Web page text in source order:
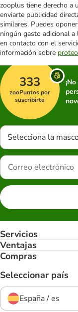
zooplus tiene derecho a
enviarte publicidad
similares. Puedes
ningún gasto adicional
en contacto con el
información sobre
333
zooPuntos por
suscribirte
Selecciona la
Servicios
Ventajas
Compras
Seleccionar país
España / es